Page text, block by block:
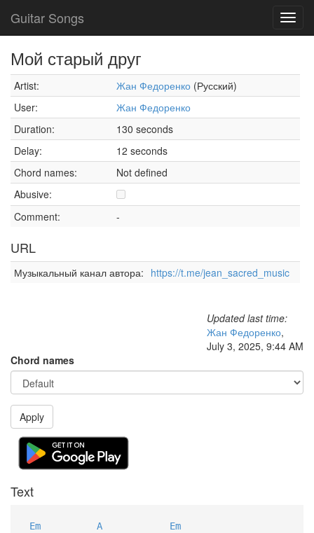
Guitar Songs
Мой старый друг
Artist: Жан Федоренко (Русский)
User:
Жан Федоренко
Duration:
130 seconds
Delay:
12 seconds
Chord names:
Not defined
Abusive:
Comment:
-
URL
Музыкальный канал автора: https://t.me/jean_sacred_music
Updated last time:
Жан Федоренко,
July 3, 2025, 9:44 AM
Chord names
Apply
Text
Em A
Em